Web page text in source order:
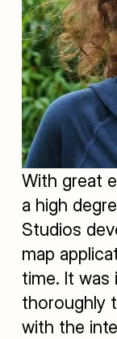
With great
a high
Studios
map
time. It was
thoroughly
with the